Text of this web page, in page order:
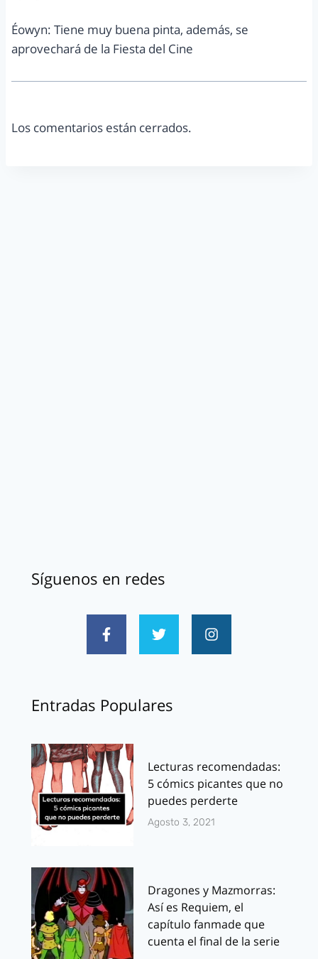
Éowyn: Tiene muy buena pinta, además, se
aprovechará de la Fiesta del Cine
Los comentarios están cerrados.
Síguenos en redes
Entradas Populares
Lecturas recomendadas:
5 cómics picantes que no
puedes perderte
Agosto 3, 2021
Dragones y Mazmorras:
Así es Requiem, el
capítulo fanmade que
cuenta el final de la serie